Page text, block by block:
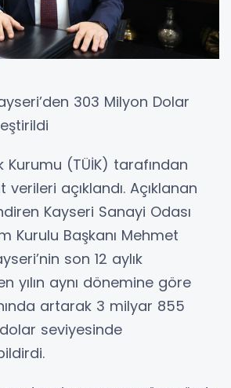
303 Milyon Dolar
Kurumu (TÜİK) tarafından
açıklandı. Açıklanan
Kayseri Sanayi Odası
Kurulu Başkanı Mehmet
son 12 aylık
yılın aynı dönemine göre
artarak 3 milyar 855
seviyesinde